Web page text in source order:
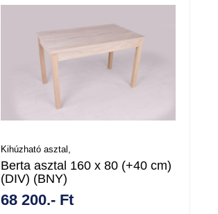
Kihúzható asztal,
Berta asztal 160 x 80 (+40 cm)
(DIV) (BNY)
68 200.- Ft